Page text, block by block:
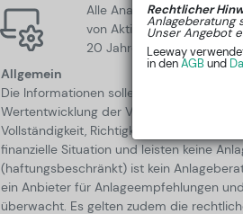
Alle Analysen werden
von Aktienkursen aus den
20 Jahren privat in Aktien.
Allgemein
Die Informationen sollen Sie in Ihrer
Wertentwicklung der Vergangenheit ist
Vollständigkeit, Richtigkeit und
finanzielle Situation und leisten keine
(haftungsbeschränkt) ist kein
ein Anbieter für Anlageempfehlungen
überwacht. Es gelten zudem die
Rechtlicher
Anlageberatung
Unser Angebot
Leeway
in denAGBund